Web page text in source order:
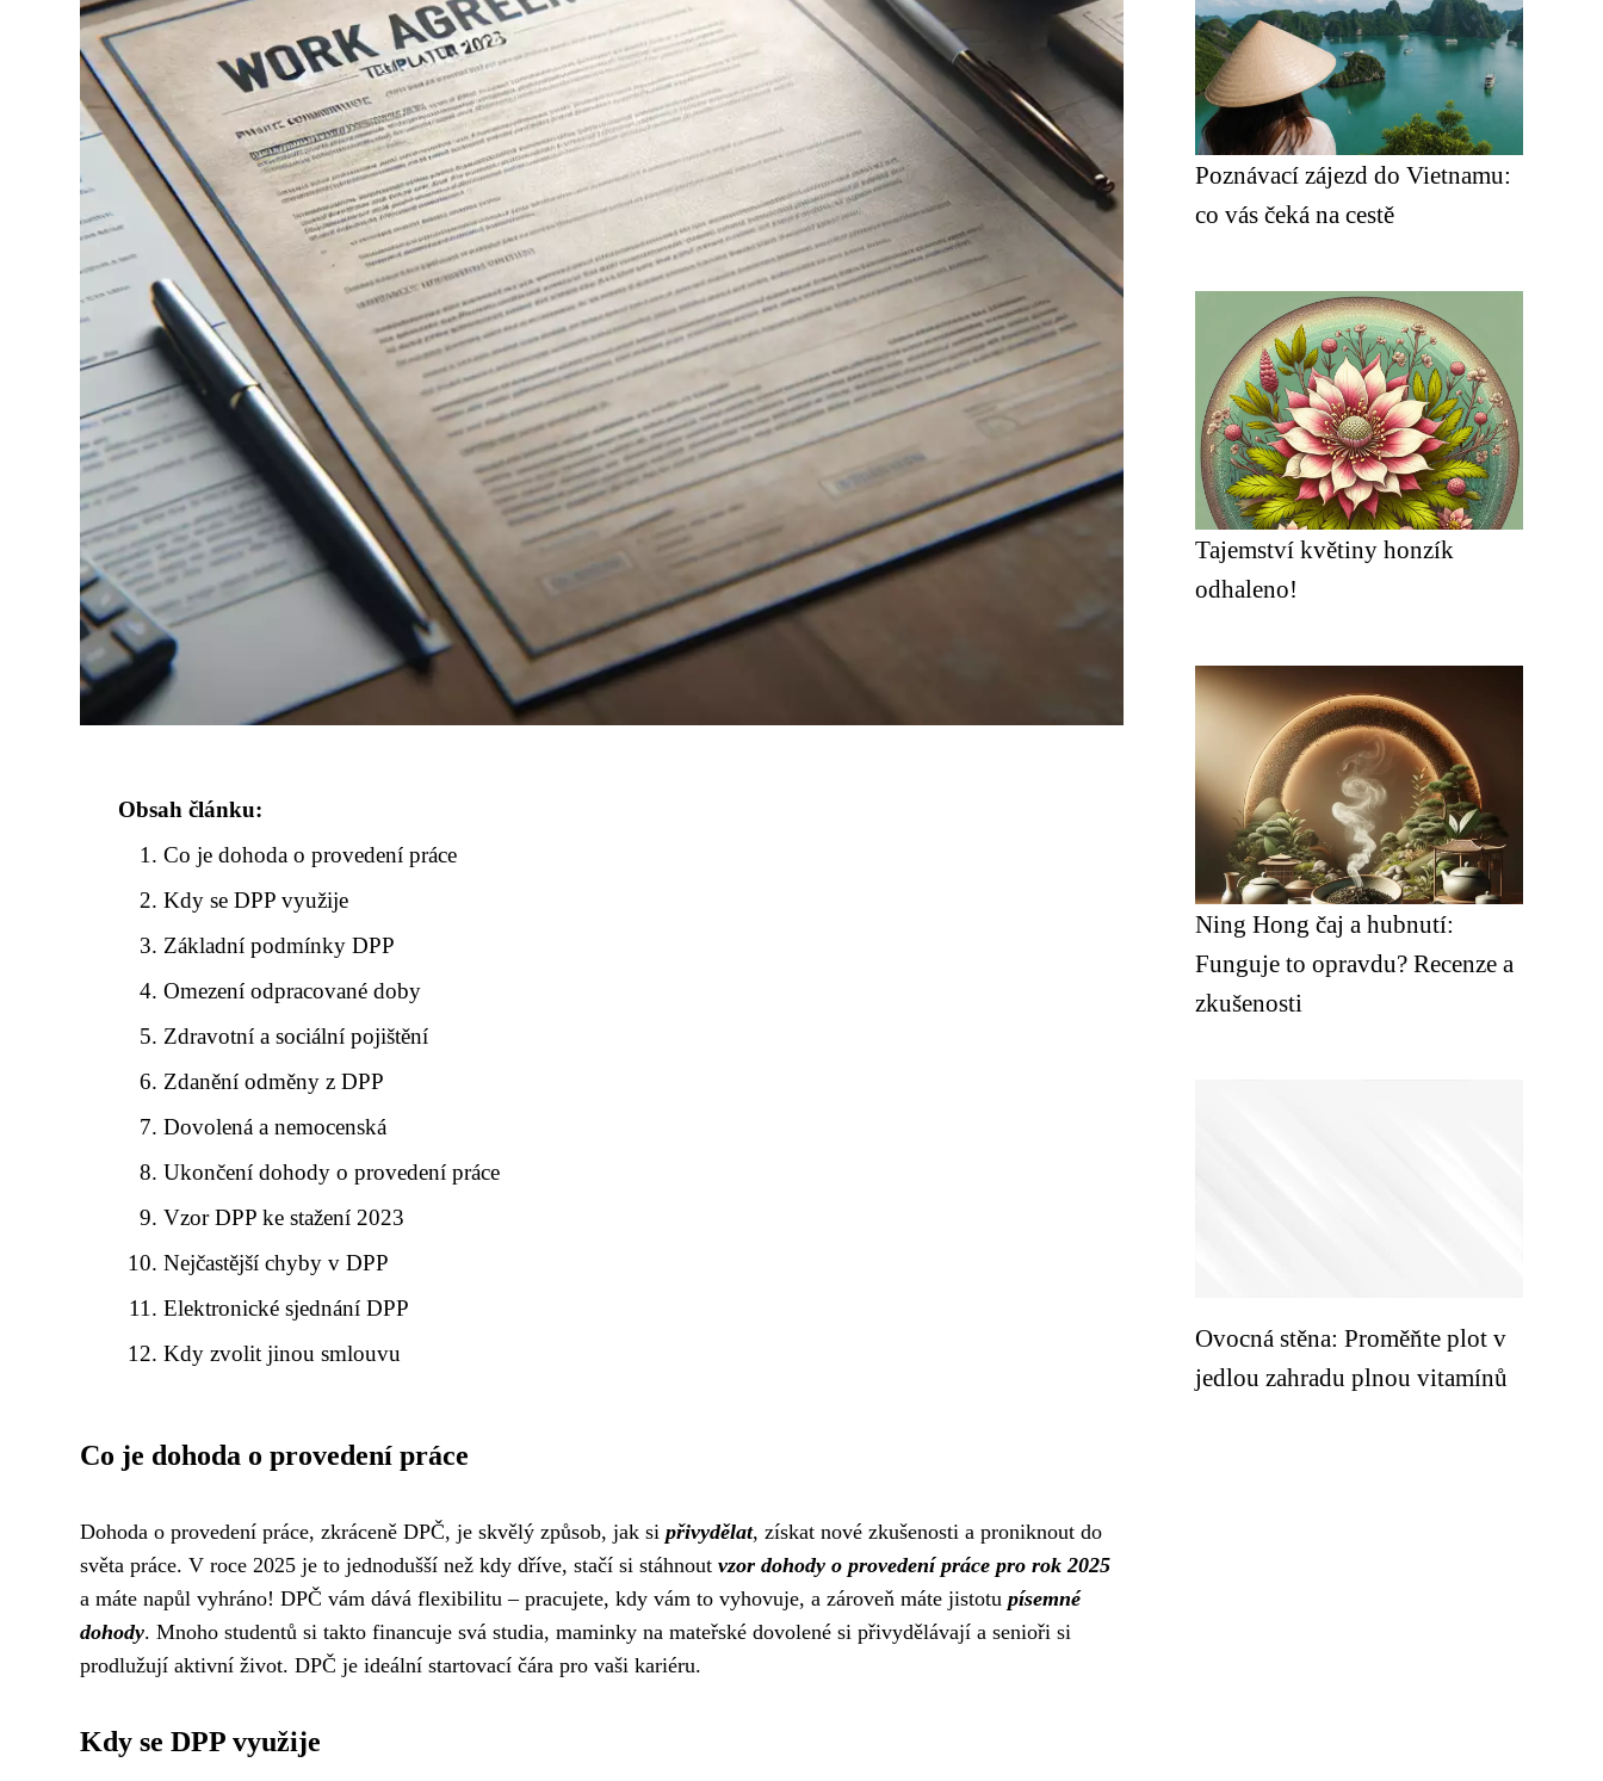
Obsah článku:
Co je dohoda o provedení práce
Kdy se DPP využije
Základní podmínky DPP
Omezení odpracované doby
Zdravotní a sociální pojištění
Zdanění odměny z DPP
Dovolená a nemocenská
Ukončení dohody o provedení práce
Vzor DPP ke stažení 2023
Nejčastější chyby v DPP
Elektronické sjednání DPP
Kdy zvolit jinou smlouvu
Co je dohoda o provedení práce
Dohoda o provedení práce, zkráceně DPČ, je skvělý způsob, jak si přivydělat, získat nové zkušenosti a proniknout do
světa práce. V roce 2025 je to jednodušší než kdy dříve, stačí si stáhnout vzor dohody o provedení práce pro rok 2025
a máte napůl vyhráno! DPČ vám dává flexibilitu – pracujete, kdy vám to vyhovuje, a zároveň máte jistotu písemné
dohody. Mnoho studentů si takto financuje svá studia, maminky na mateřské dovolené si přivydělávají a senioři si
prodlužují aktivní život. DPČ je ideální startovací čára pro vaši kariéru.
Kdy se DPP využije
Poznávací zájezd do Vietnamu:
co vás čeká na cestě
Tajemství květiny honzík
odhaleno!
Ning Hong čaj a hubnutí:
Funguje to opravdu? Recenze a
zkušenosti
Ovocná stěna: Proměňte plot v
jedlou zahradu plnou vitamínů